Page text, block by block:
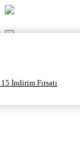
Mobil
İndirim Fırsatı